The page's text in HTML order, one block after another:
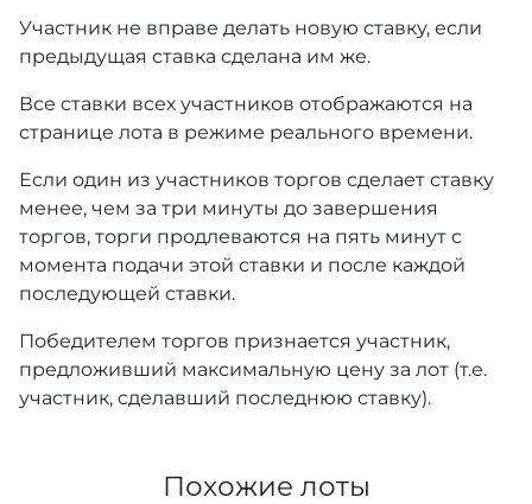
Участник не вправе делать новую ставку, если
предыдущая ставка сделана им же.
Все ставки всех участников отображаются на
странице лота в режиме реального времени.
Если один из участников торгов сделает ставку
менее, чем за три минуты до завершения
торгов, торги продлеваются на пять минут с
момента подачи этой ставки и после каждой
последующей ставки.
Победителем торгов признается участник,
предложивший максимальную цену за лот (т.е.
участник, сделавший последнюю ставку).
Похожие лоты